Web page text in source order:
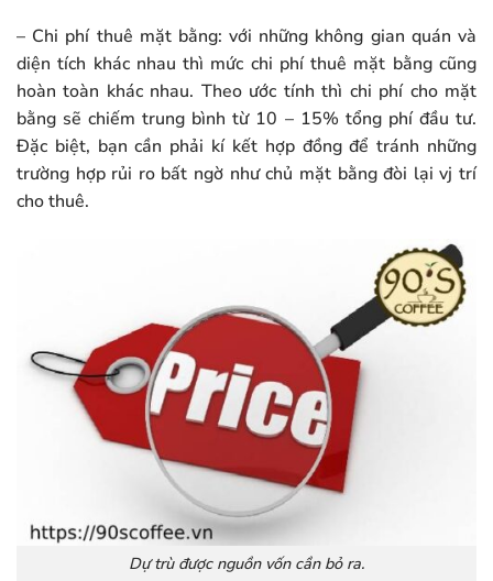
– Chi phí thuê mặt bằng: với những không gian quán và
diện tích khác nhau thì mức chi phí thuê mặt bằng cũng
hoàn toàn khác nhau. Theo ước tính thì chi phí cho mặt
bằng sẽ chiếm trung bình từ 10 – 15% tổng phí đầu tư.
Đặc biệt, bạn cần phải kí kết hợp đồng để tránh những
trường hợp rủi ro bất ngờ như chủ mặt bằng đòi lại vj trí
cho thuê.
Dự trù được nguồn vốn cần bỏ ra.